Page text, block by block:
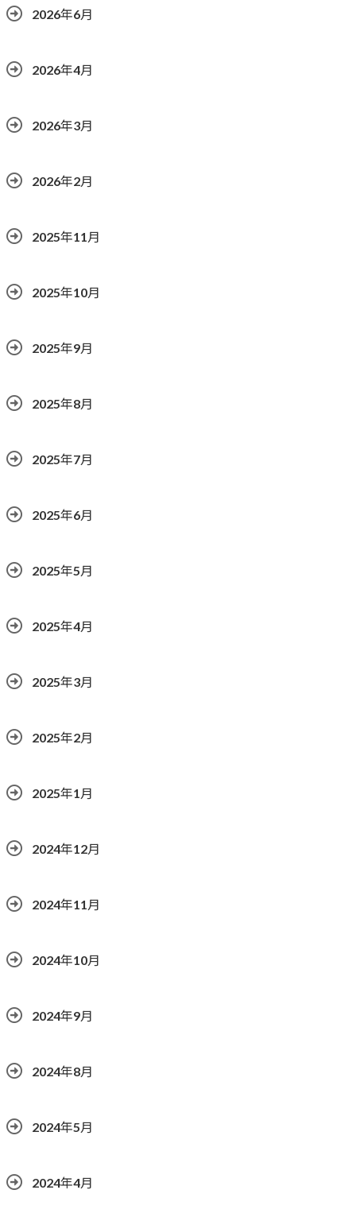
2026年6月
2026年4月
2026年3月
2026年2月
2025年11月
2025年10月
2025年9月
2025年8月
2025年7月
2025年6月
2025年5月
2025年4月
2025年3月
2025年2月
2025年1月
2024年12月
2024年11月
2024年10月
2024年9月
2024年8月
2024年5月
2024年4月